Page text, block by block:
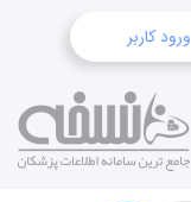
ورود کاربر